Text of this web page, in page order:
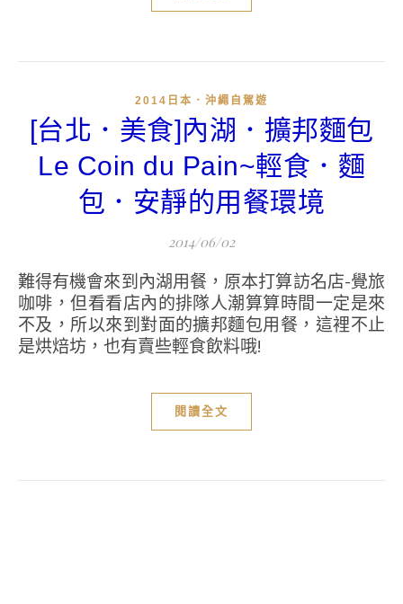
2014日本．沖繩自駕遊
[台北．美食]內湖．擴邦麵包
Le Coin du Pain~輕食．麵
包．安靜的用餐環境
2014/06/02
難得有機會來到內湖用餐，原本打算訪名店-覺旅
咖啡，但看看店內的排隊人潮算算時間一定是來
不及，所以來到對面的擴邦麵包用餐，這裡不止
是烘焙坊，也有賣些輕食飲料哦!
閱讀全文